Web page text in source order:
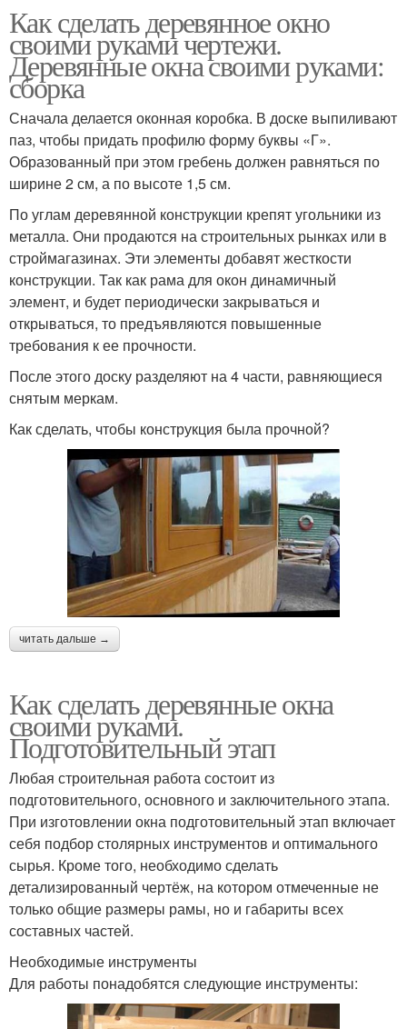
Как сделать деревянное окно
своими руками чертежи.
Деревянные окна своими руками:
сборка
Сначала делается оконная коробка. В доске выпиливают
паз, чтобы придать профилю форму буквы «Г».
Образованный при этом гребень должен равняться по
ширине 2 см, а по высоте 1,5 см.
По углам деревянной конструкции крепят угольники из
металла. Они продаются на строительных рынках или в
строймагазинах. Эти элементы добавят жесткости
конструкции. Так как рама для окон динамичный
элемент, и будет периодически закрываться и
открываться, то предъявляются повышенные
требования к ее прочности.
После этого доску разделяют на 4 части, равняющиеся
снятым меркам.
Как сделать, чтобы конструкция была прочной?
читать дальше →
Как сделать деревянные окна
своими руками.
Подготовительный этап
Любая строительная работа состоит из
подготовительного, основного и заключительного этапа.
При изготовлении окна подготовительный этап включает
себя подбор столярных инструментов и оптимального
сырья. Кроме того, необходимо сделать
детализированный чертёж, на котором отмеченные не
только общие размеры рамы, но и габариты всех
составных частей.
Необходимые инструменты
Для работы понадобятся следующие инструменты: